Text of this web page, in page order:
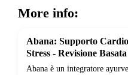
More info:
Abana: Supporto
Stress - Revisione
Abana è un integratore